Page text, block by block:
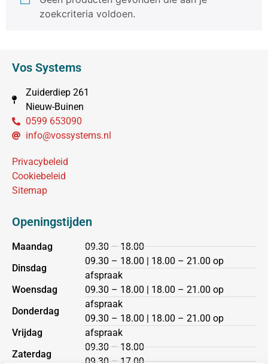
zoekcriteria voldoen.
Vos Systems
Zuiderdiep 261
Nieuw-Buinen
0599 653090
info@vossystems.nl
Privacybeleid
Cookiebeleid
Sitemap
Openingstijden
Maandag
Dinsdag
Woensdag
Donderdag
Vrijdag
Zaterdag
09.30 – 18.00
09.30 – 18.00 | 18.00 – 21.00 op
afspraak
09.30 – 18.00 | 18.00 – 21.00 op
afspraak
09.30 – 18.00 | 18.00 – 21.00 op
afspraak
09.30 – 18.00
09.30 – 17.00